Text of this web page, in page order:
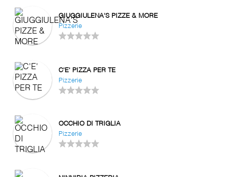
GIUGGIULENA'S PIZZE & MORE
Pizzerie
C'E' PIZZA PER TE
Pizzerie
OCCHIO DI TRIGLIA
Pizzerie